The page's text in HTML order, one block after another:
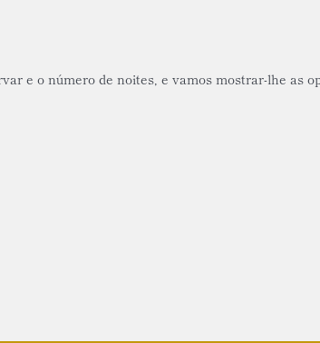
e o número de noites, e vamos mostrar-lhe as